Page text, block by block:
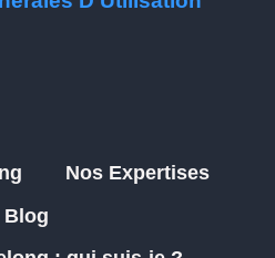
Nos Expertises
Blog